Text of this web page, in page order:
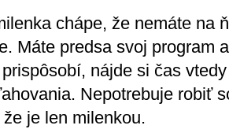
chápe, že nemáte na
Máte predsa svoj program
nájde si čas
Nepotrebuje robiť
že je len milenkou.